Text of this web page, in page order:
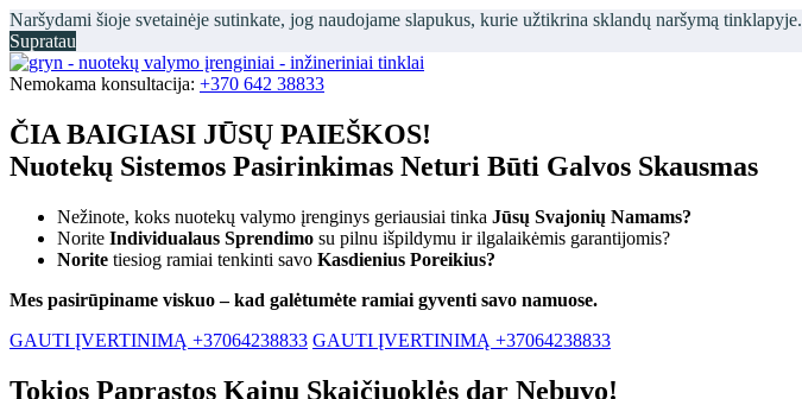
Naršydami šioje svetainėje sutinkate, jog naudojame slapukus, kurie užtikrina sklandų naršymą tinklapyje.
Supratau
Nemokama konsultacija: +370 642 38833
ČIA BAIGIASI JŪSŲ PAIEŠKOS!
Nuotekų Sistemos Pasirinkimas Neturi Būti Galvos Skausmas
Nežinote, koks nuotekų valymo įrenginys geriausiai tinka Jūsų Svajonių Namams?
Norite Individualaus Sprendimo su pilnu išpildymu ir ilgalaikėmis garantijomis?
Norite tiesiog ramiai tenkinti savo Kasdienius Poreikius?
Mes pasirūpiname viskuo – kad galėtumėte ramiai gyventi savo namuose.
GAUTI ĮVERTINIMĄ +37064238833 GAUTI ĮVERTINIMĄ +37064238833
Tokios Paprastos Kainų Skaičiuoklės dar Nebuvo!